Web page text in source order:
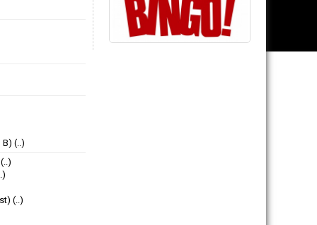
B) (..)
(..)
(..)